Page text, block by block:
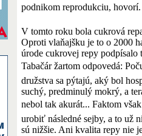
podnikom reprodukciu, hovorí.
V tomto roku bola cukrová
Oproti vlaňajšku je to o 2000
úrode cukrovej repy podpísalo
Tabačár žartom odpovedá:
družstva sa pýtajú, aký bol
suchý, predminulý mokrý, a
nebol tak akurát... Faktom
urobiť následné sejby, a to už
sú nižšie. Ani kvalita repy nie